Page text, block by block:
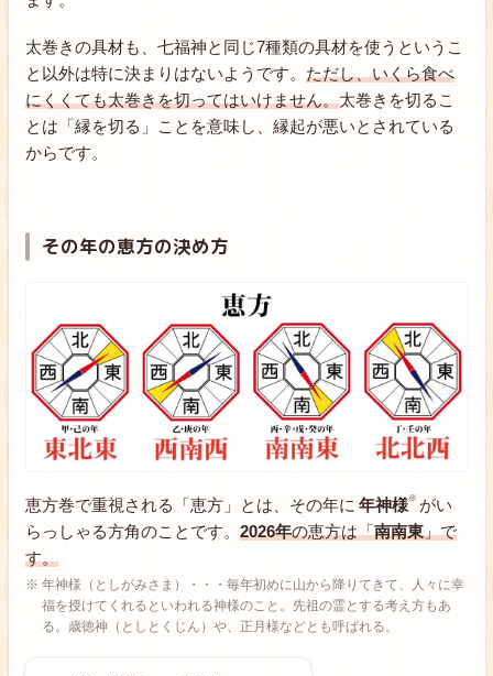
太巻きの具材も、七福神と同じ7種類の具材を使うというこ
と以外は特に決まりはないようです。 ただし、いくら食べ
にくくても太巻きを切ってはいけません。太巻きを切るこ
とは「縁を切る」ことを意味し、縁起が悪いとされている
からです。
その年の恵方の決め方
恵方巻で重視される「恵方」とは、その年に 年神様
がい
らっしゃる方角のことです。 2026年の恵方は「南南東」で
す。
年神様（としがみさま）・・・毎年初めに山から降りてきて、人々に幸
福を授けてくれるといわれる神様のこと。先祖の霊とする考え方もあ
る。歳徳神（としとくじん）や、正月様などとも呼ばれる。